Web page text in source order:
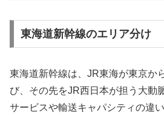
東海道新幹線のエリア分け
東海道新幹線は、JR東海が東京か
び、その先をJR西日本が担う大動
サービスや輸送キャパシティの違